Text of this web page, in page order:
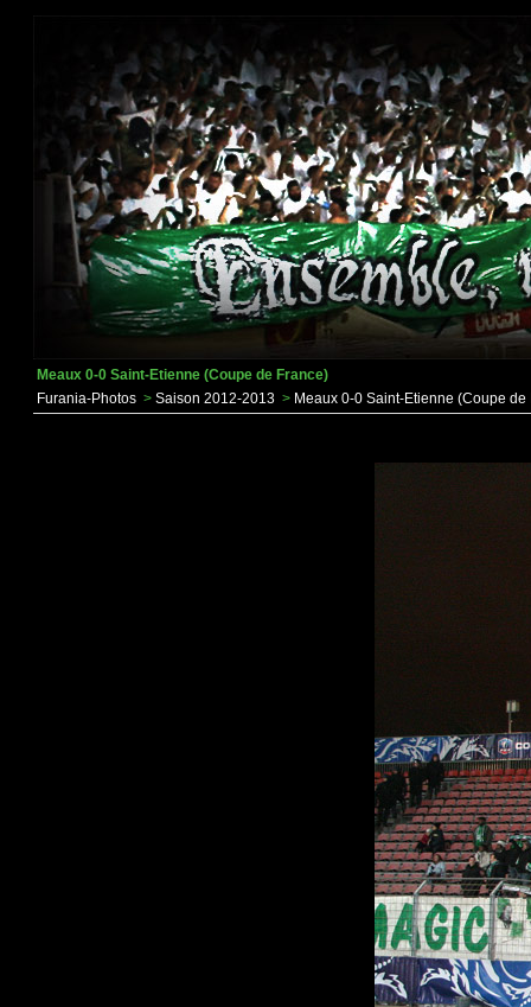
Meaux 0-0 Saint-Etienne (Coupe de France)
Furania-Photos > Saison 2012-2013 > Meaux 0-0 Saint-Etienne (Coupe de